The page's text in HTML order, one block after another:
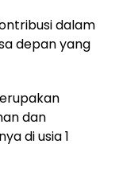
dalam
depan yang
dan
di usia 1